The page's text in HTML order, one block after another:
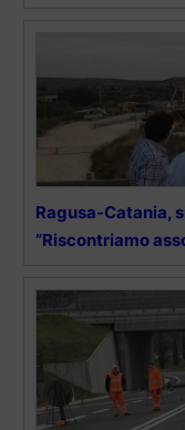
Ragusa-Catania,
”Riscontriamo